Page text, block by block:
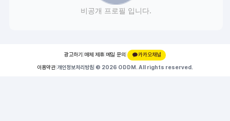
비공개 프로필 입니다.
광고하기 매체 제휴 메일 문의 |
카카오채널
이용약관 개인정보처리방침 © 2026 ODDM. All rights reserved.